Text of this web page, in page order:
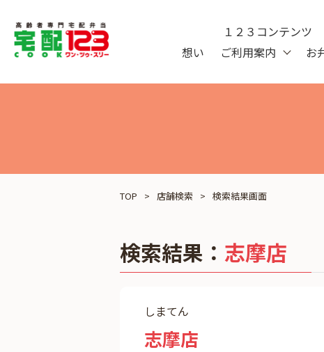
想い ご利用案内 お
１２３コンテンツ
TOP 店舗検索 検索結果画面
検索結果： 志摩店
しまてん
志摩店